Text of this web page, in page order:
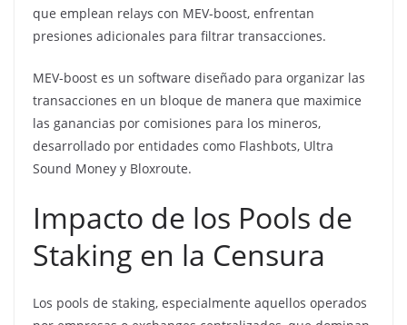
que emplean relays con MEV-boost, enfrentan
presiones adicionales para filtrar transacciones.
MEV-boost es un software diseñado para organizar las
transacciones en un bloque de manera que maximice
las ganancias por comisiones para los mineros,
desarrollado por entidades como Flashbots, Ultra
Sound Money y Bloxroute.
Impacto de los Pools de
Staking en la Censura
Los pools de staking, especialmente aquellos operados